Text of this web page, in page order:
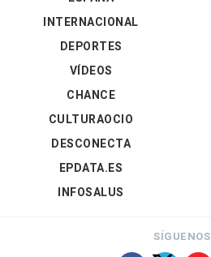
INTERNACIONAL
DEPORTES
VÍDEOS
CHANCE
CULTURAOCIO
DESCONECTA
EPDATA.ES
INFOSALUS
SÍGUENOS